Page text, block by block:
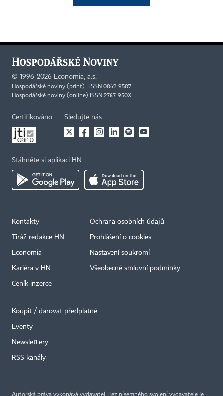
© 1996-2026 Economia, a.s.
Hospodářské noviny (print) ISSN 0862-9587
Hospodářské noviny (online) ISSN 2787-950X
Certifikováno Sledujte nás
Stáhněte si aplikaci HN
Kontakty
Tiráž redakce HN
Economia
Kariéra v HN
Ceník inzerce
Ochrana osobních údajů
Prohlášení o cookies
Nastavení soukromí
Všeobecné smluvní podmínky
Koupit / darovat předplatné
Eventy
Newslettery
RSS kanály
Autorská práva vykonává vydavatel. Bez písemného svolení vydavatele je